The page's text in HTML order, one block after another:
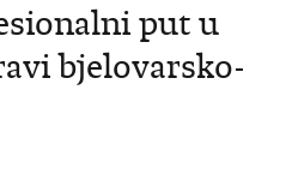
put u
bjelovarsko-